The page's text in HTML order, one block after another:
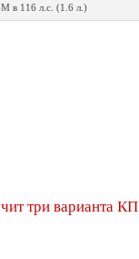
в 116 л.с. (1.6 л.)
три варианта КП